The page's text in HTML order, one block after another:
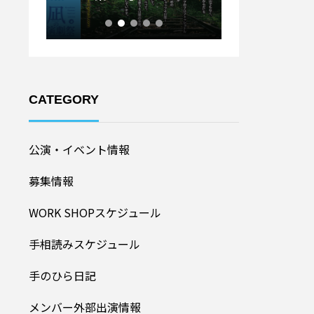
CATEGORY
公演・イベント情報
募集情報
WORK SHOPスケジュール
手相読みスケジュール
手のひら日記
メンバー外部出演情報